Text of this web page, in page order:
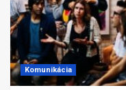
Komunikácia